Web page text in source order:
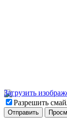
Загрузить
Разрешить